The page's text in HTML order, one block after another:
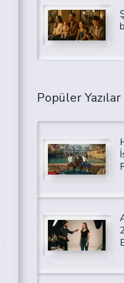
Popüler Yazılar